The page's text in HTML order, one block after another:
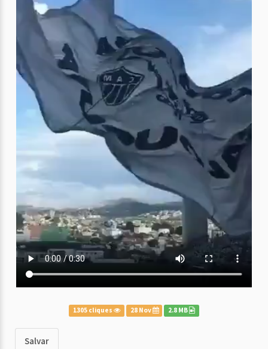
1305 cliques 28 Nov 2.8 MB
Salvar